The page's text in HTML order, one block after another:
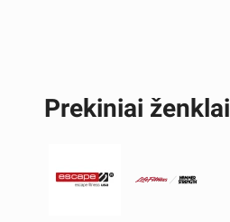
Prekiniai ženklai